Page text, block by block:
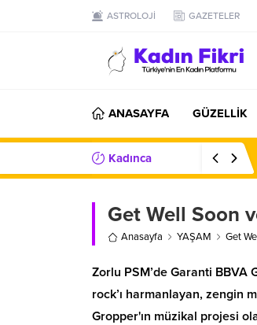
ASTROLOJİ GAZETELER
ANASAYFA GÜZELLİK
Kadınca
Get Well Soon
Anasayfa YAŞAM Get
Zorlu PSM’de Garanti
rock’ı harmanlayan, zengin
Gropper'ın müzikal projesi